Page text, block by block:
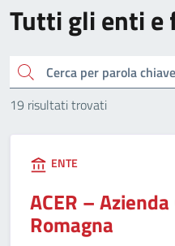
Tutti gli enti e
Cerca
19 risultati trovati
ENTE
ACER –
Romagna